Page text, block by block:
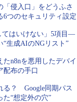
「侵入口」をどうふさ
つのセキュリティ設定
てはいけない」5項目―
生成AIのNGリスト”
たn8nを悪用したデバイ
配布の手口
る？ Google同期パス
た“想定外の穴”